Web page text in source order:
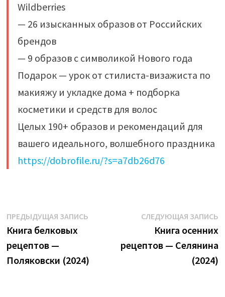
Wildberries
— 26 изысканных образов от Российских
брендов
— 9 образов с символикой Нового года
Подарок — урок от стилиста-визажиста по
макияжу и укладке дома + подборка
косметики и средств для волос
Целых 190+ образов и рекомендаций для
вашего идеального, волшебного праздника
https://dobrofile.ru/?s=a7db26d76
Навигация
по
записям
ПРЕДЫДУЩАЯ ЗАПИСЬПредыдущая
Книга белковых
рецептов —
Поляковски (2024)
СЛЕДУЮЩАЯ ЗАПИСЬ
Книга осенних
рецептов — Селянина
(2024)